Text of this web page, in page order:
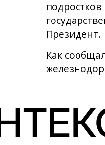
Президент.
Как